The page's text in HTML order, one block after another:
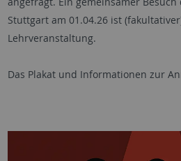
Stuttgart am 01.04.26 ist
Lehrveranstaltung.
Das Plakat und Informationen zur